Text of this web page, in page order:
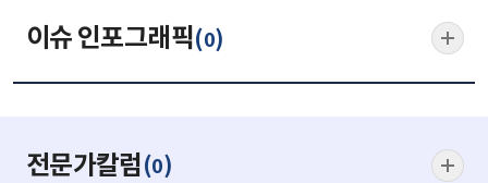
이슈 인포그래픽(0)
전문가칼럼(0)